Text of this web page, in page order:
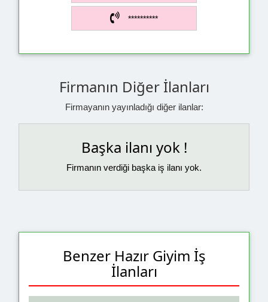
**********
Firmanın Diğer İlanları
Firmayanın yayınladığı diğer ilanlar:
Başka ilanı yok !
Firmanın verdiği başka iş ilanı yok.
Benzer Hazır Giyim İş
İlanları